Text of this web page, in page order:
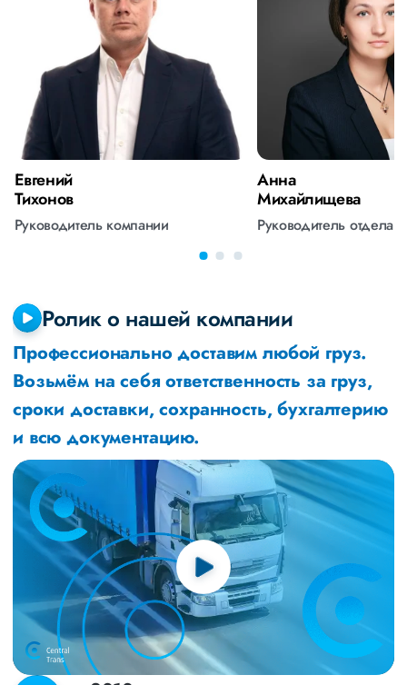
Евгений
Тихонов
Руководитель компании
Анна
Михайлищева
Руководитель отдела
Ролик о нашей компании
Профессионально доставим любой груз.
Возьмём на себя ответственность за груз,
сроки доставки, сохранность, бухгалтерию
и всю документацию.